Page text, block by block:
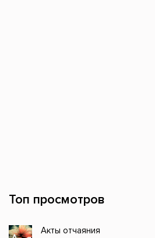
Топ просмотров
Акты отчаяния